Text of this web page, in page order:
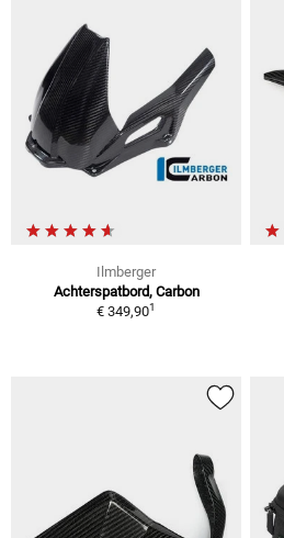
Ilmberger
Achterspatbord, Carbon
€ 349,901